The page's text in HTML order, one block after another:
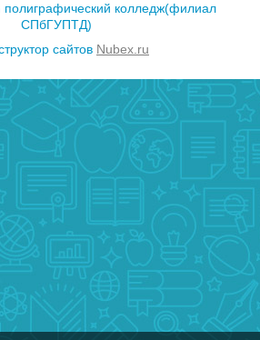
полиграфический колледж(филиал
СПбГУПТД)
сайтов Nubex.ru